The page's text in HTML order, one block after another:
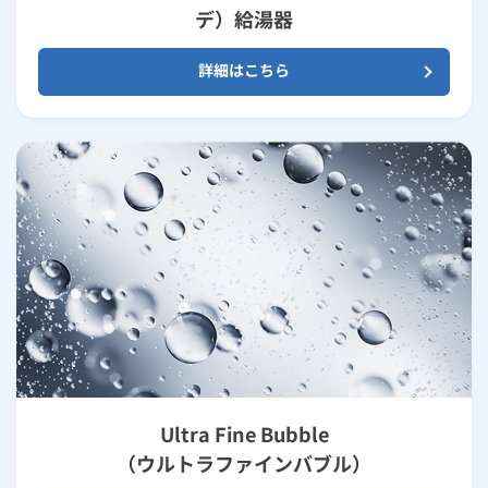
デ）給湯器
詳細はこちら
Ultra Fine Bubble
（ウルトラファインバブル）